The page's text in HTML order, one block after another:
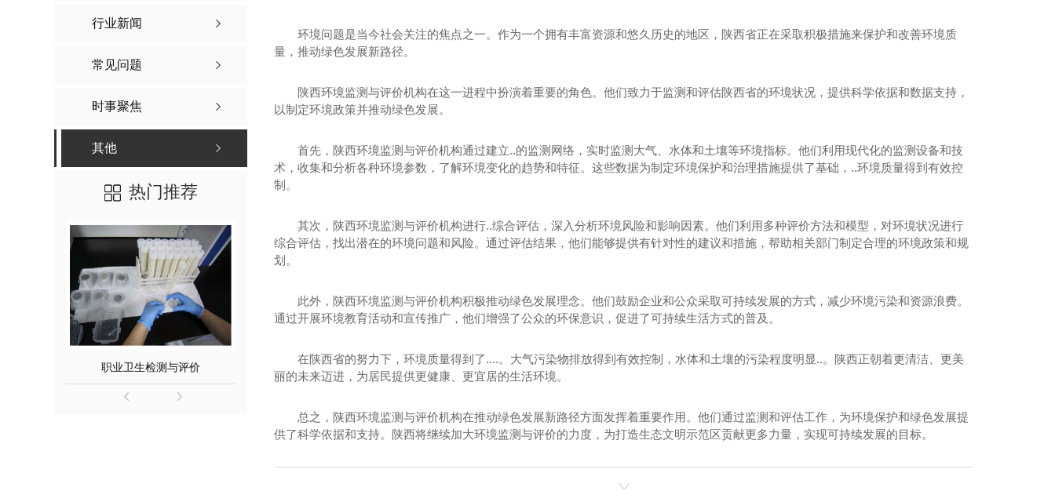
行业新闻
常见问题
时事聚焦
其他
热门推荐
职业卫生检测与评价 环境监测 陕西 评价 陕西工程设计咨询
环境问题是当今社会关注的焦点之一。作为一个拥有丰富资源和悠久历史的地区，陕西省正在采取积极措施来保护和改善环境质
量，推动绿色发展新路径。
陕西环境监测与评价机构在这一进程中扮演着重要的角色。他们致力于监测和评估陕西省的环境状况，提供科学依据和数据支持，
以制定环境政策并推动绿色发展。
首先，陕西环境监测与评价机构通过建立..的监测网络，实时监测大气、水体和土壤等环境指标。他们利用现代化的监测设备和技
术，收集和分析各种环境参数，了解环境变化的趋势和特征。这些数据为制定环境保护和治理措施提供了基础，..环境质量得到有效控
制。
其次，陕西环境监测与评价机构进行..综合评估，深入分析环境风险和影响因素。他们利用多种评价方法和模型，对环境状况进行
综合评估，找出潜在的环境问题和风险。通过评估结果，他们能够提供有针对性的建议和措施，帮助相关部门制定合理的环境政策和规
划。
此外，陕西环境监测与评价机构积极推动绿色发展理念。他们鼓励企业和公众采取可持续发展的方式，减少环境污染和资源浪费。
通过开展环境教育活动和宣传推广，他们增强了公众的环保意识，促进了可持续生活方式的普及。
在陕西省的努力下，环境质量得到了....。大气污染物排放得到有效控制，水体和土壤的污染程度明显..。陕西正朝着更清洁、更美
丽的未来迈进，为居民提供更健康、更宜居的生活环境。
总之，陕西环境监测与评价机构在推动绿色发展新路径方面发挥着重要作用。他们通过监测和评估工作，为环境保护和绿色发展提
供了科学依据和支持。陕西将继续加大环境监测与评价的力度，为打造生态文明示范区贡献更多力量，实现可持续发展的目标。